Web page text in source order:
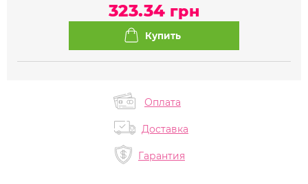
323.34 грн
Оплата
Доставка
Гарантия